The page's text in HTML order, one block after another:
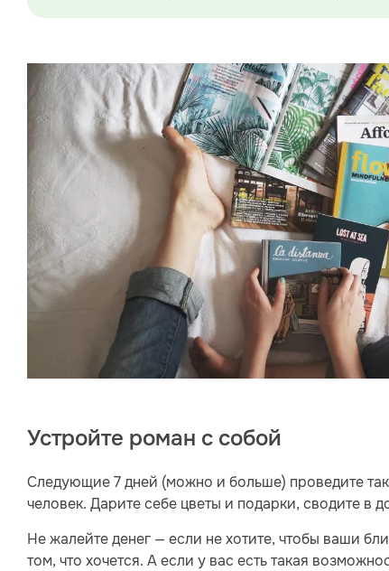
Устройте роман с собой
Следующие 7 дней (можно и больше) проведите
человек. Дарите себе цветы и подарки, сводите в
Не жалейте денег — если не хотите, чтобы ваши
том, что хочется. А если у вас есть такая